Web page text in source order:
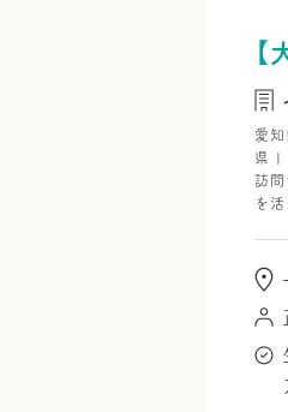
愛
県 |
訪
を